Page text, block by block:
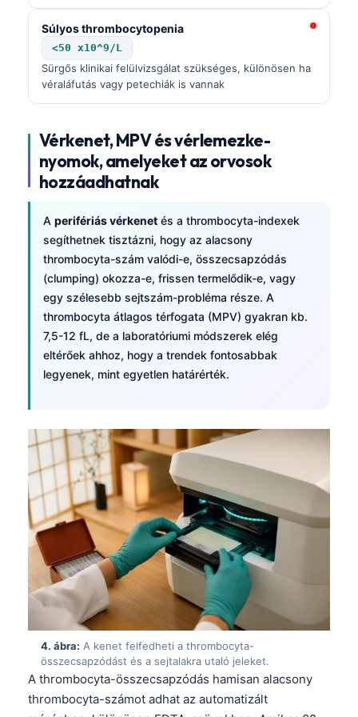
Súlyos thrombocytopenia
<50 x10^9/L
Sürgős klinikai felülvizsgálat szükséges, különösen ha
véraláfutás vagy petechiák is vannak
Vérkenet, MPV és vérlemezke-
nyomok, amelyeket az orvosok
hozzáadhatnak
A perifériás vérkenet és a thrombocyta-indexek
segíthetnek tisztázni, hogy az alacsony
thrombocyta-szám valódi-e, összecsapzódás
(clumping) okozza-e, frissen termelődik-e, vagy
egy szélesebb sejtszám-probléma része. A
thrombocyta átlagos térfogata (MPV) gyakran kb.
7,5-12 fL, de a laboratóriumi módszerek elég
eltérőek ahhoz, hogy a trendek fontosabbak
legyenek, mint egyetlen határérték.
4. ábra: A kenet felfedheti a thrombocyta-
összecsapzódást és a sejtalakra utaló jeleket.
A thrombocyta-összecsapzódás hamisan alacsony
thrombocyta-számot adhat az automatizált